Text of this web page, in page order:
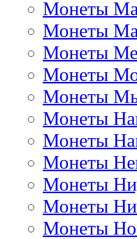
Монеты
Монеты
Монеты
Монеты
Монеты
Монеты
Монеты
Монеты
Монеты
Монеты
Монеты